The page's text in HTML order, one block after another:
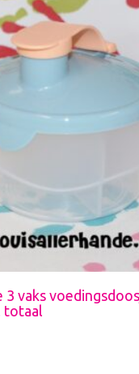
3 vaks
totaal